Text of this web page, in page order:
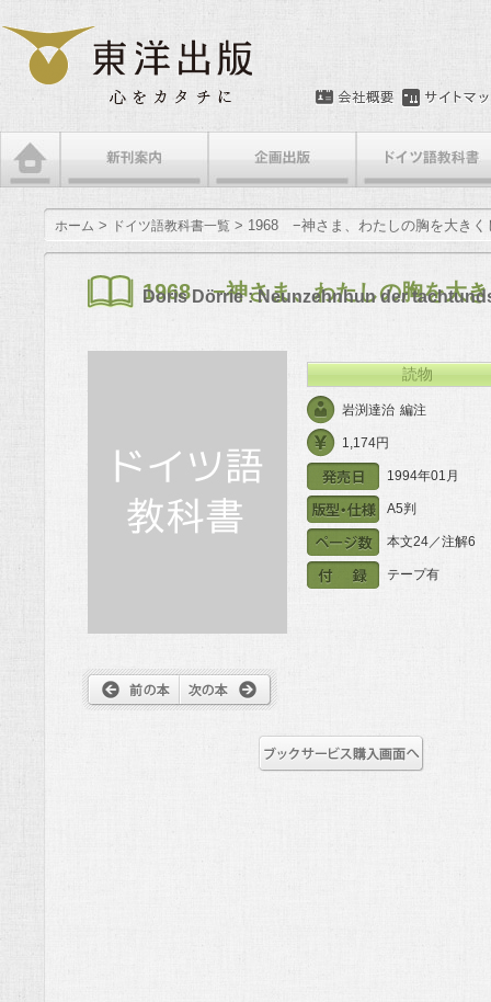
メインメニュー
メインコンテンツへ移動
サブコンテンツへ移動
ホーム > ドイツ語教科書一覧 > 1968 −神さま、わたしの胸を大きく
1968 −神さま、わたしの胸を大
読物
Doris Dörrie : Neunzehnhun der
1,174円
岩渕達治 編注
1994年01月
A5判
本文24／注解6
テープ有